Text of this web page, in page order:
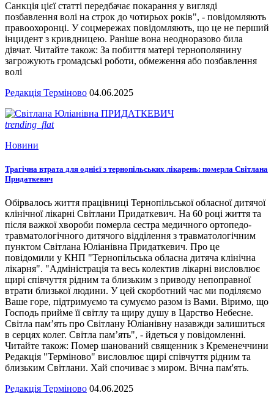
Санкція цієї статті передбачає покарання у вигляді
позбавлення волі на строк до чотирьох років", - повідомляють
правоохоронці. У соцмережах повідомляють, що це не перший
інцидент з кривдницею. Раніше вона неодноразово била
дівчат. Читайте також: За побиття матері тернополянину
загрожують громадські роботи, обмеження або позбавлення
волі
Редакція Терміново 04.06.2025
trending_flat
Новини
Трагічна втрата для однієї з тернопільських лікарень: померла Світлана
Придаткевич
Обірвалось життя працівниці Тернопільської обласної дитячої
клінічної лікарні Світлани Придаткевич. На 60 році життя та
після важкої хвороби померла сестра медичного ортопедо-
травматологічного дитячого відділення з травматологічним
пунктом Світлана Юліанівна Придаткевич. Про це
повідомили у КНП "Тернопільська обласна дитяча клінічна
лікарня". "Адміністрація та весь колектив лікарні висловлює
щирі співчуття рідним та близьким з приводу непоправної
втрати близької людини. У цей скорботний час ми поділяємо
Ваше горе, підтримуємо та сумуємо разом із Вами. Віримо, що
Господь прийме її світлу та щиру душу в Царство Небесне.
Світла пам’ять про Світлану Юліанівну назавжди залишиться
в серцях колег. Світла пам’ять", - йдеться у повідомленні.
Читайте також: Помер шанований священник з Кременеччини
Редакція "Терміново" висловлює щирі співчуття рідним та
близьким Світлани. Хай спочиває з миром. Вічна пам'ять.
Редакція Терміново 04.06.2025